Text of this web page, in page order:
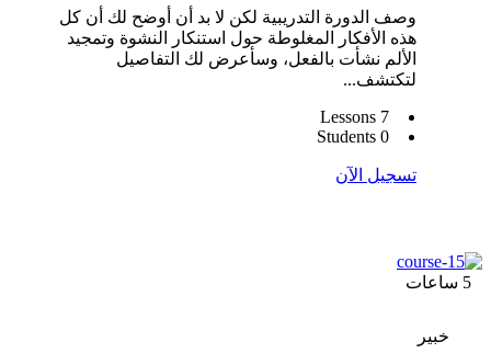
وصف الدورة التدريبية لكن لا بد أن أوضح لك أن كل
هذه الأفكار المغلوطة حول استنكار النشوة وتمجيد
الألم نشأت بالفعل، وسأعرض لك التفاصيل
لتكتشف...
7 Lessons
0 Students
تسجيل الآن
ساعات
خبير